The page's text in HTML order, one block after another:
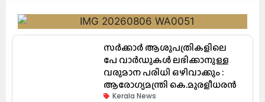
സർക്കാർ ആശുപത്രികളിലെ
പേ വാർഡുകൾ ലഭിക്കാനുള്ള
വരുമാന പരിധി ഒഴിവാക്കും :
ആരോഗ്യമന്ത്രി കെ.മുരളീധരൻ
Kerala News